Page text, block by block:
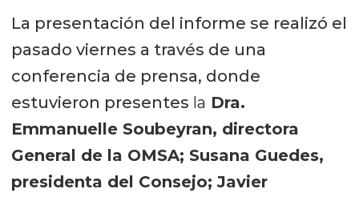
La presentación del informe se realizó el
pasado viernes a través de una
conferencia de prensa, donde
estuvieron presentes la Dra.
Emmanuelle Soubeyran, directora
General de la OMSA; Susana Guedes,
presidenta del Consejo; Javier